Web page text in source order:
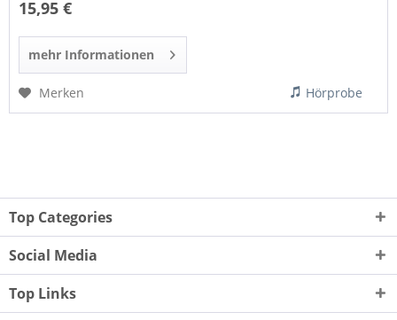
15,95 €
mehr Informationen
Merken Hörprobe
Top Categories
Social Media
Top Links